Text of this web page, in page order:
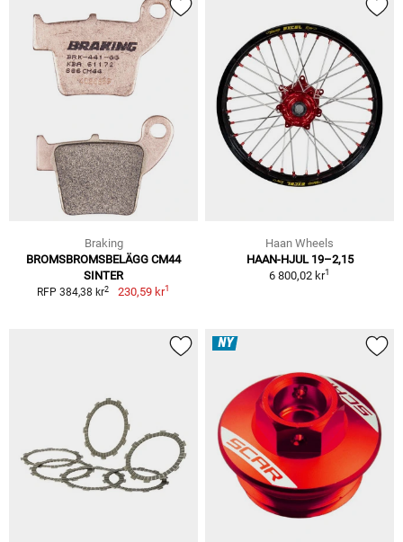
Braking
BROMSBROMSBELÄGG CM44
SINTER
RFP 384,38 kr2 230,59 kr1
Haan Wheels
HAAN-HJUL 19–2,15
6 800,02 kr1
NY